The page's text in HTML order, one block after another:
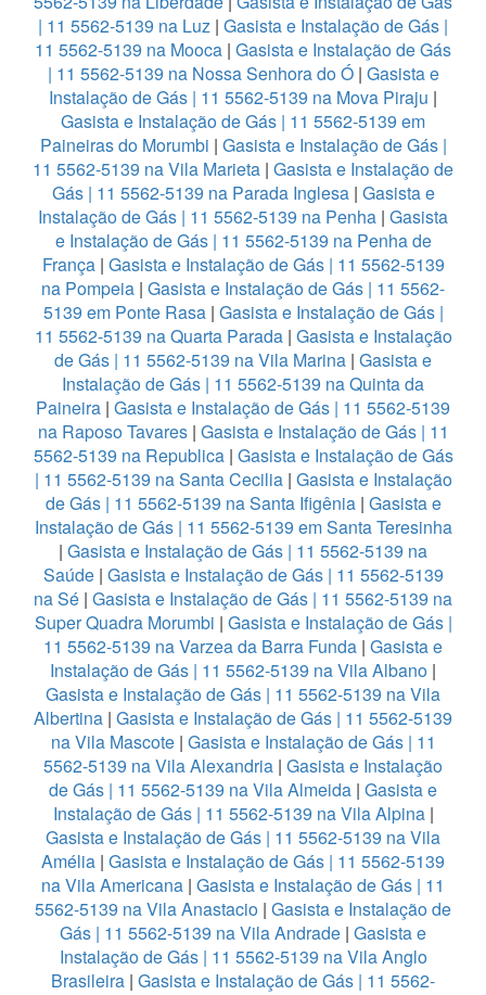
| 11 5562-5139 na Luz | Gasista e Instalação de Gás |
11 5562-5139 na Mooca | Gasista e Instalação de Gás
| 11 5562-5139 na Nossa Senhora do Ó| Gasista e
Instalação de Gás | 11 5562-5139 na Mova Piraju |
Gasista e Instalação de Gás | 11 5562-5139 em
Paineiras do Morumbi | Gasista e Instalação de Gás |
11 5562-5139 na Vila Marieta | Gasista e Instalação de
Gás | 11 5562-5139 na Parada Inglesa | Gasista e
Instalação de Gás | 11 5562-5139 na Penha | Gasista
e Instalação de Gás | 11 5562-5139 na Penha de
França | Gasista e Instalação de Gás | 11 5562-5139
na Pompeia | Gasista e Instalação de Gás | 11 5562-
5139 em Ponte Rasa| Gasista e Instalação de Gás |
11 5562-5139 na Quarta Parada| Gasista e Instalação
de Gás | 11 5562-5139 na Vila Marina | Gasista e
Instalação de Gás | 11 5562-5139 na Quinta da
Paineira | Gasista e Instalação de Gás | 11 5562-5139
na Raposo Tavares| Gasista e Instalação de Gás | 11
5562-5139 na Republica| Gasista e Instalação de Gás
| 11 5562-5139 na Santa Cecilia| Gasista e Instalação
de Gás | 11 5562-5139 na Santa Ifigênia | Gasista e
Instalação de Gás | 11 5562-5139 em Santa Teresinha
| Gasista e Instalação de Gás | 11 5562-5139 na
Saúde| Gasista e Instalação de Gás | 11 5562-5139
na Sé | Gasista e Instalação de Gás | 11 5562-5139 na
Super Quadra Morumbi | Gasista e Instalação de Gás |
11 5562-5139 na Varzea da Barra Funda | Gasista e
Instalação de Gás | 11 5562-5139 na Vila Albano |
Gasista e Instalação de Gás | 11 5562-5139 na Vila
Albertina | Gasista e Instalação de Gás | 11 5562-5139
na Vila Mascote| Gasista e Instalação de Gás | 11
5562-5139 na Vila Alexandria | Gasista e Instalação
de Gás | 11 5562-5139 na Vila Almeida | Gasista e
Instalação de Gás | 11 5562-5139 na Vila Alpina |
Gasista e Instalação de Gás | 11 5562-5139 na Vila
Amélia | Gasista e Instalação de Gás | 11 5562-5139
na Vila Americana | Gasista e Instalação de Gás | 11
5562-5139 na Vila Anastacio | Gasista e Instalação de
Gás | 11 5562-5139 na Vila Andrade | Gasista e
Instalação de Gás | 11 5562-5139 na Vila Anglo
Brasileira | Gasista e Instalação de Gás | 11 5562-